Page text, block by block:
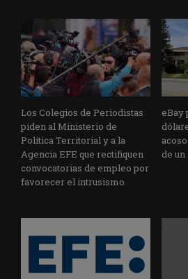
Los Colegios de Periodistas
piden al Ministerio de
Política Territorial y a la
Agencia EFE que rectifiquen
convocatorias de empleo por
favorecer el intrusismo
eBay
de